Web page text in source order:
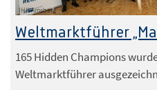
IHK Arnsberg
Weltmarktführer
165 Hidden Champions
Weltmarktführer